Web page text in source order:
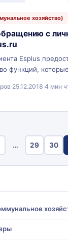
хозяйство)
с
Esplus
функций,
же в дороге
·25.12.2018·4 мин
… 29 30